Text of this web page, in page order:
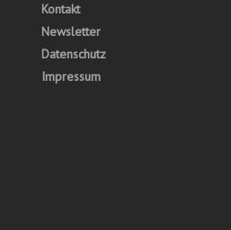
Kontakt
Newsletter
Datenschutz
Impressum